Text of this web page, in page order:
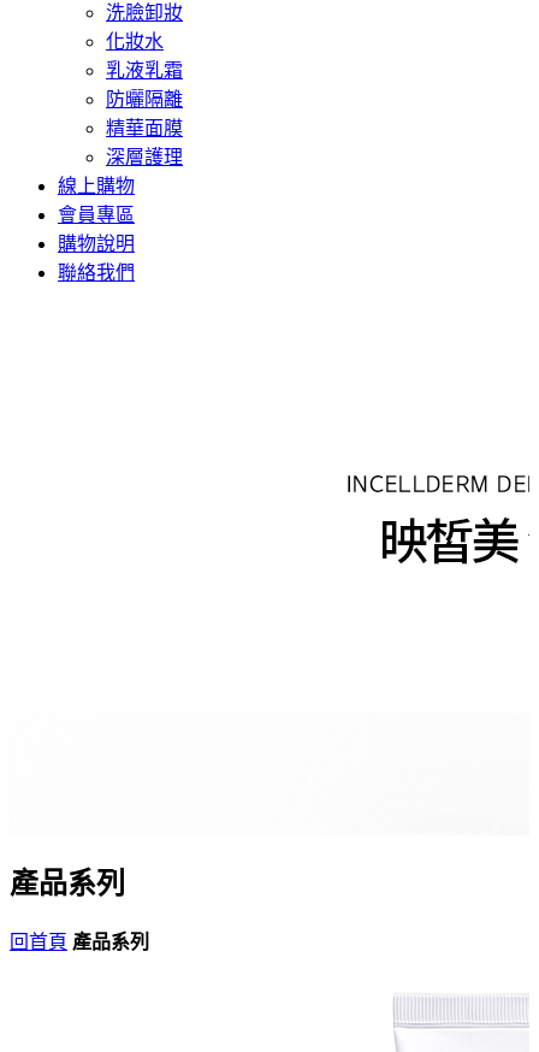
洗臉卸妝
化妝水
乳液乳霜
防曬隔離
精華面膜
深層護理
線上購物
會員專區
購物說明
聯絡我們
產品系列
回首頁 產品系列